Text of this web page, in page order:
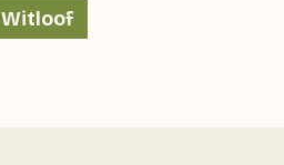
Witloof